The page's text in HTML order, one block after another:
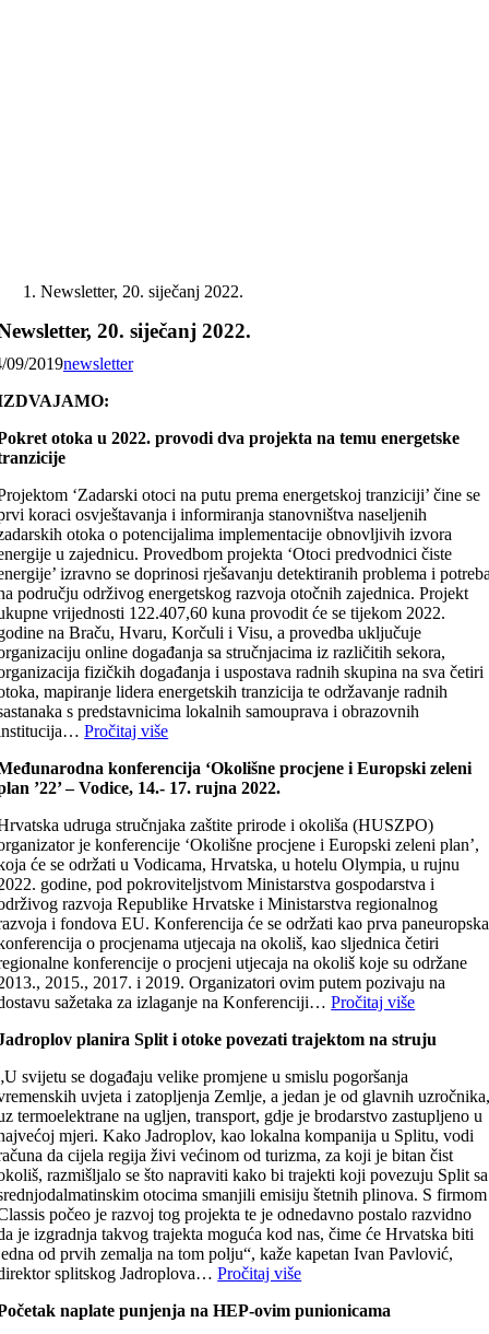
Newsletter, 20. siječanj 2022.
20. siječanj 2022.
09/2019newsletter
otoka u 2022. provodi dva projekta na temu energetske
‘Zadarski otoci na putu prema energetskoj tranziciji’ čine se
koraci osvještavanja i informiranja stanovništva naseljenih
otoka o potencijalima implementacije obnovljivih izvora
u zajednicu. Provedbom projekta ‘Otoci predvodnici čiste
izravno se doprinosi rješavanju detektiranih problema i
području održivog energetskog razvoja otočnih zajednica. Projekt
vrijednosti 122.407,60 kuna provodit će se tijekom 2022.
na Braču, Hvaru, Korčuli i Visu, a provedba uključuje
online događanja sa stručnjacima iz različitih sekora,
fizičkih događanja i uspostava radnih skupina na sva četiri
mapiranje lidera energetskih tranzicija te održavanje radnih
s predstavnicima lokalnih samouprava i obrazovnih
Pročitaj više
konferencija ‘Okolišne procjene i Europski zeleni
’22’ – Vodice, 14.- 17. rujna 2022.
udruga stručnjaka zaštite prirode i okoliša (HUSZPO)
je konferencije ‘Okolišne procjene i Europski zeleni plan’,
će se održati u Vodicama, Hrvatska, u hotelu Olympia, u rujnu
godine, pod pokroviteljstvom Ministarstva gospodarstva i
razvoja Republike Hrvatske i Ministarstva regionalnog
i fondova EU. Konferencija će se održati kao prva paneuropska
o procjenama utjecaja na okoliš, kao sljednica četiri
konferencije o procjeni utjecaja na okoliš koje su održane
2015., 2017. i 2019. Organizatori ovim putem pozivaju na
sažetaka za izlaganje na Konferenciji…Pročitaj više
planira Split i otoke povezati trajektom na struju
svijetu se događaju velike promjene u smislu pogoršanja
uvjeta i zatopljenja Zemlje, a jedan je od glavnih
termoelektrane na ugljen, transport, gdje je brodarstvo zastupljeno u
mjeri. Kako Jadroplov, kao lokalna kompanija u Splitu, vodi
da cijela regija živi većinom od turizma, za koji je bitan čist
razmišljalo se što napraviti kako bi trajekti koji povezuju Split sa
otocima smanjili emisiju štetnih plinova. S firmom
počeo je razvoj tog projekta te je odnedavno postalo razvidno
je izgradnja takvog trajekta moguća kod nas, čime će Hrvatska biti
od prvih zemalja na tom polju“, kaže kapetan Ivan Pavlović,
splitskog Jadroplova…Pročitaj više
naplate punjenja na HEP-ovim punionicama